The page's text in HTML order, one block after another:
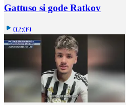
Gattuso si gode Ratkov
02:09